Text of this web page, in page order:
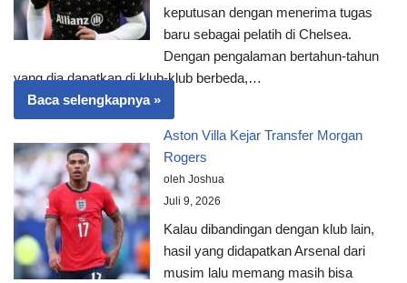
keputusan dengan menerima tugas
baru sebagai pelatih di Chelsea.
Dengan pengalaman bertahun-tahun
yang dia dapatkan di klub-klub berbeda,…
Baca selengkapnya »
Aston Villa Kejar Transfer Morgan
Rogers
oleh Joshua
Juli 9, 2026
Kalau dibandingan dengan klub lain,
hasil yang didapatkan Arsenal dari
musim lalu memang masih bisa